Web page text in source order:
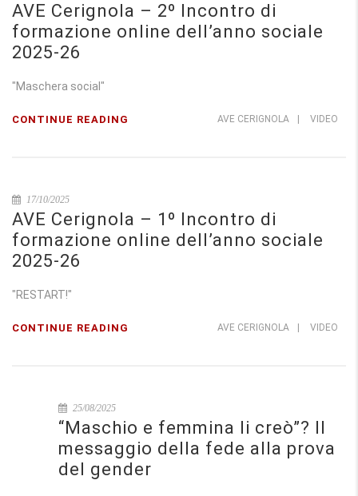
AVE Cerignola – 2º Incontro di
formazione online dell’anno sociale
2025-26
"Maschera social"
AVE CERIGNOLA VIDEO
CONTINUE READING
17/10/2025
AVE Cerignola – 1º Incontro di
formazione online dell’anno sociale
2025-26
"RESTART!"
AVE CERIGNOLA VIDEO
CONTINUE READING
25/08/2025
“Maschio e femmina li creò”? Il
messaggio della fede alla prova
del gender